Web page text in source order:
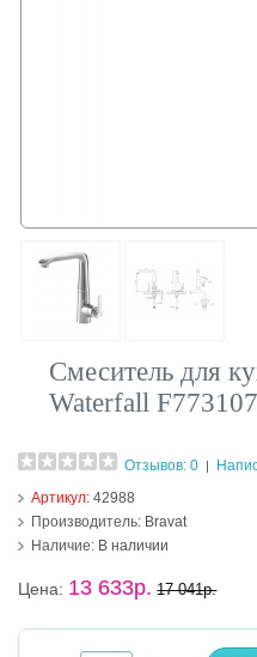
Смеситель для
Waterfall
Отзывов: 0
Артикул:42988
Производитель: Bravat
Наличие: В наличии
Цена: 13 633р. 17 041р.